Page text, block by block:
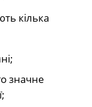
кілька
значне